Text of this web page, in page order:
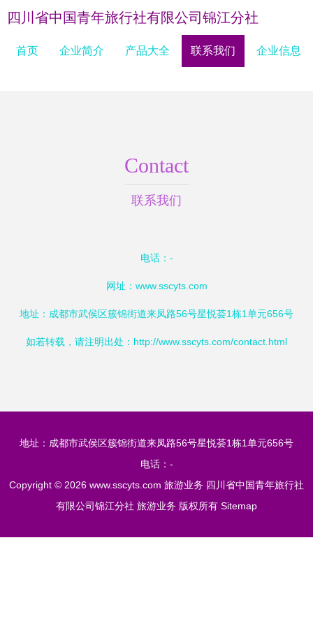
四川省中国青年旅行社有限公司锦江分社
首页 企业简介 产品大全 联系我们 企业信息
Contact
联系我们
电话：-
网址： www.sscyts.com
地址：成都市武侯区簇锦街道来凤路56号星悦荟1栋1单元656号
如若转载，请注明出处：http://www.sscyts.com/contact.html
地址：成都市武侯区簇锦街道来凤路56号星悦荟1栋1单元656号
电话：-
Copyright © 2026 www.sscyts.com 旅游业务 四川省中国青年旅行社
有限公司锦江分社 旅游业务 版权所有 Sitemap